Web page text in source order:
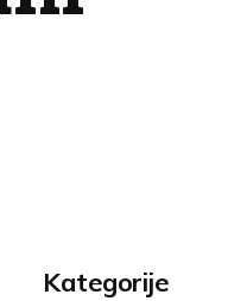
Kategorije